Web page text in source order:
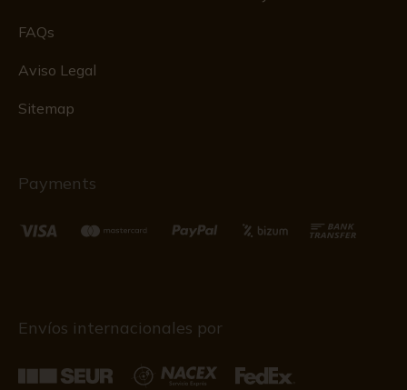
FAQs
Aviso Legal
Sitemap
Payments
Envíos internacionales por